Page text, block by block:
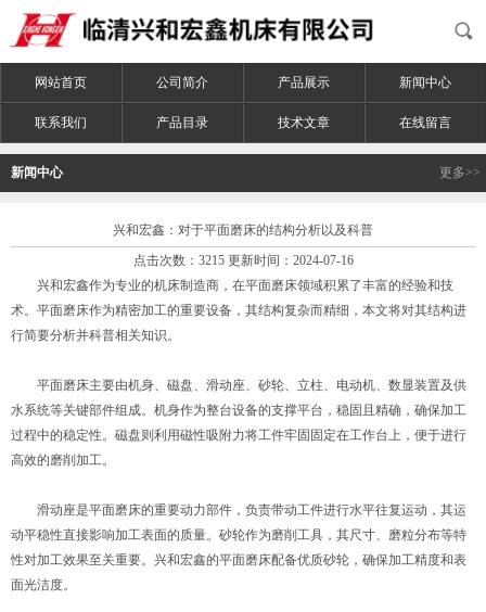
网站首页 公司简介 产品展示 新闻中心
联系我们 产品目录 技术文章 在线留言
新闻中心 更多>>
兴和宏鑫：对于平面磨床的结构分析以及科普
点击次数：3215 更新时间：2024-07-16
兴和宏鑫作为专业的机床制造商，在平面磨床领域积累了丰富的经验和技
术。平面磨床作为精密加工的重要设备，其结构复杂而精细，本文将对其结构进
行简要分析并科普相关知识。
平面磨床主要由机身、磁盘、滑动座、砂轮、立柱、电动机、数显装置及供
水系统等关键部件组成。机身作为整台设备的支撑平台，稳固且精确，确保加工
过程中的稳定性。磁盘则利用磁性吸附力将工件牢固固定在工作台上，便于进行
高效的磨削加工。
滑动座是平面磨床的重要动力部件，负责带动工件进行水平往复运动，其运
动平稳性直接影响加工表面的质量。砂轮作为磨削工具，其尺寸、磨粒分布等特
性对加工效果至关重要。兴和宏鑫的平面磨床配备优质砂轮，确保加工精度和表
面光洁度。